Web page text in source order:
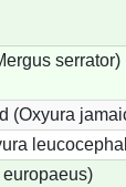
serrator)
(Oxyura